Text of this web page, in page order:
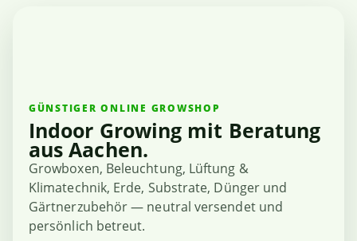
GÜNSTIGER ONLINE GROWSHOP
Indoor Growing mit Beratung
aus Aachen.
Growboxen, Beleuchtung, Lüftung &
Klimatechnik, Erde, Substrate, Dünger und
Gärtnerzubehör — neutral versendet und
persönlich betreut.